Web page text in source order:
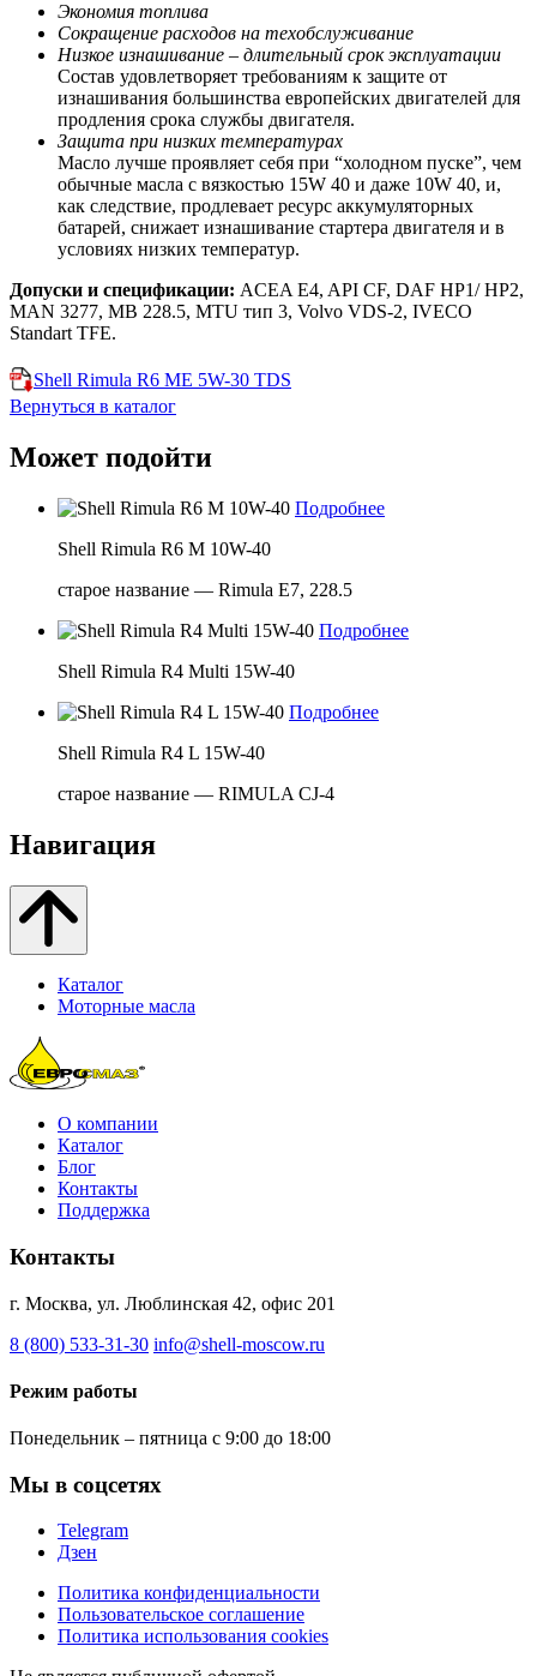
Экономия топлива
Сокращение расходов на техобслуживание
Низкое изнашивание – длительный срок эксплуатации
Состав удовлетворяет требованиям к защите от
изнашивания большинства европейских двигателей для
продления срока службы двигателя.
Защита при низких температурах
Масло лучше проявляет себя при “холодном пуске”, чем
обычные масла с вязкостью 15W 40 и даже 10W 40, и,
как следствие, продлевает ресурс аккумуляторных
батарей, снижает изнашивание стартера двигателя и в
условиях низких температур.
Допуски и спецификации: ACEA E4, API CF, DAF HP1/ HP2,
MAN 3277, MB 228.5, MTU тип 3, Volvo VDS-2, IVECO
Standart TFE.
Shell Rimula R6 ME 5W-30 TDS
Вернуться в каталог
Может подойти
Подробнее
Shell Rimula R6 M 10W-40
старое название — Rimula E7, 228.5
Подробнее
Shell Rimula R4 Multi 15W-40
Подробнее
Shell Rimula R4 L 15W-40
старое название — RIMULA CJ-4
Навигация
Каталог
Моторные масла
О компании
Каталог
Блог
Контакты
Поддержка
Контакты
г. Москва, ул. Люблинская 42, офис 201
8 (800) 533-31-30 info@shell-moscow.ru
Режим работы
Понедельник – пятница с 9:00 до 18:00
Мы в соцсетях
Telegram
Дзен
Политика конфиденциальности
Пользовательское соглашение
Политика использования cookies